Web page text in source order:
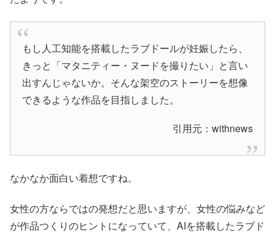
もし人工知能を搭載したラブドールが妊娠したら、
きっと「マタニティー・ヌードを撮りたい」と言い
出すんじゃないか。そんな架空のストーリーを想像
できるような作品を目指しました。
引用元：withnews
なかなか面白い着想ですね。
女性の方ならではの発想だと思いますが、女性の悩みなど
が作品つくりのヒントになっていて、AIを搭載したラブド